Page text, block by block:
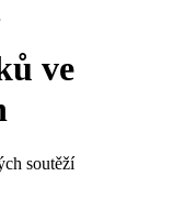
ve
soutěží